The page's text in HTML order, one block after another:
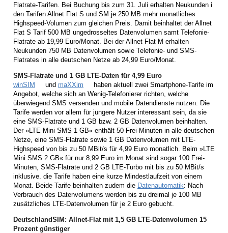
Flatrate-Tarifen. Bei Buchung bis zum 31. Juli erhalten Neukunden i
den Tarifen Allnet Flat S und SM je 250 MB mehr monatliches
Highspeed-Volumen zum gleichen Preis. Damit beinhaltet der Allnet
Flat S Tarif 500 MB ungedrosseltes Datenvolumen samt Telefonie-
Flatrate ab 19,99 Euro/Monat. Bei der Allnet Flat M erhalten
Neukunden 750 MB Datenvolumen sowie Telefonie- und SMS-
Flatrates in alle deutschen Netze ab 24,99 Euro/Monat.
SMS-Flatrate und 1 GB LTE-Daten für 4,99 Euro
winSIM
und maXXim
haben aktuell zwei Smartphone-Tarife im
Angebot, welche sich an Wenig-Telefonierer richten, welche
überwiegend SMS versenden und mobile Datendienste nutzen. Die
Tarife werden vor allem für jüngere Nutzer interessant sein, da sie
eine SMS-Flatrate und 1 GB bzw. 2 GB Datenvolumen beinhalten.
Der »LTE Mini SMS 1 GB« enthält 50 Frei-Minuten in alle deutschen
Netze, eine SMS-Flatrate sowie 1 GB Datenvolumen mit LTE-
Highspeed von bis zu 50 MBit/s für 4,99 Euro monatlich. Beim »LTE
Mini SMS 2 GB« für nur 8,99 Euro im Monat sind sogar 100 Frei-
Minuten, SMS-Flatrate und 2 GB LTE-Turbo mit bis zu 50 MBit/s
inklusive. die Tarife haben eine kurze Mindestlaufzeit von einem
Monat. Beide Tarife beinhalten zudem die Datenautomatik: Nach
Verbrauch des Datenvolumens werden bis zu dreimal je 100 MB
zusätzliches LTE-Datenvolumen für je 2 Euro gebucht.
DeutschlandSIM: Allnet-Flat mit 1,5 GB LTE-Datenvolumen 15
Prozent günstiger